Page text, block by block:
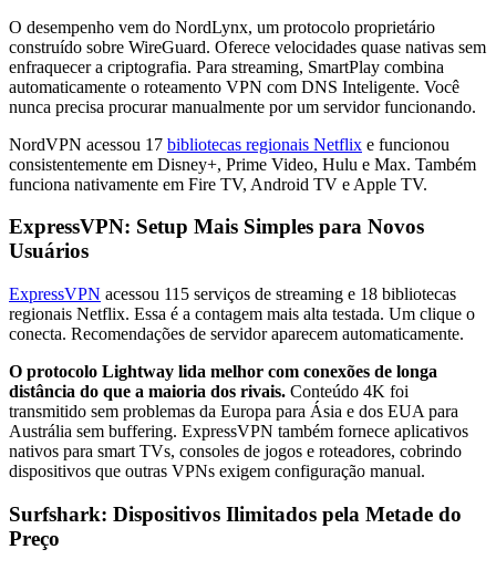
O desempenho vem do NordLynx, um protocolo proprietário
construído sobre WireGuard. Oferece velocidades quase nativas sem
enfraquecer a criptografia. Para streaming, SmartPlay combina
automaticamente o roteamento VPN com DNS Inteligente. Você
nunca precisa procurar manualmente por um servidor funcionando.
NordVPN acessou 17 bibliotecas regionais Netflix e funcionou
consistentemente em Disney+, Prime Video, Hulu e Max. Também
funciona nativamente em Fire TV, Android TV e Apple TV.
ExpressVPN: Setup Mais Simples para Novos
Usuários
ExpressVPN acessou 115 serviços de streaming e 18 bibliotecas
regionais Netflix. Essa é a contagem mais alta testada. Um clique o
conecta. Recomendações de servidor aparecem automaticamente.
O protocolo Lightway lida melhor com conexões de longa
distância do que a maioria dos rivais. Conteúdo 4K foi
transmitido sem problemas da Europa para Ásia e dos EUA para
Austrália sem buffering. ExpressVPN também fornece aplicativos
nativos para smart TVs, consoles de jogos e roteadores, cobrindo
dispositivos que outras VPNs exigem configuração manual.
Surfshark: Dispositivos Ilimitados pela Metade do
Preço